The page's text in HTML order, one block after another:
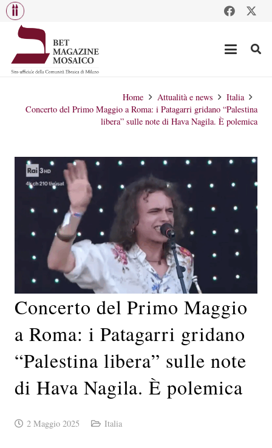
Home Attualità e news
Italia
Concerto del Primo Maggio a Roma: i Patagarri gridano “Palestina
libera” sulle note di Hava Nagila. È polemica
Concerto del Primo Maggio
a Roma: i Patagarri gridano
“Palestina libera” sulle note
di Hava Nagila. È polemica
2 Maggio 2025 Italia